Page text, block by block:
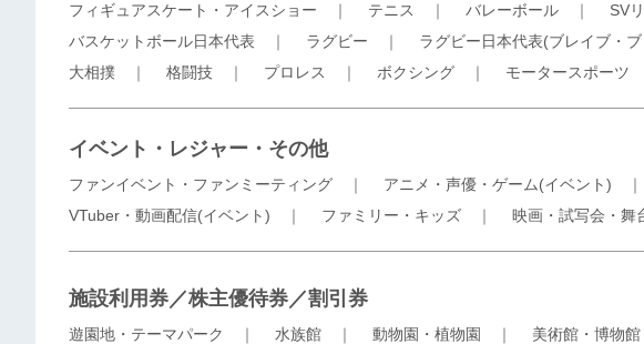
フィギュアスケート・アイスショー ｜ テニス ｜ バレーボール ｜ SV
バスケットボール日本代表 ｜ ラグビー ｜ ラグビー日本代表(ブレイブ・
大相撲 ｜ 格闘技 ｜ プロレス ｜ ボクシング ｜ モータースポーツ
イベント・レジャー・その他
ファンイベント・ファンミーティング ｜ アニメ・声優・ゲーム(イベント)
VTuber・動画配信(イベント) ｜ ファミリー・キッズ ｜ 映画・試写会・舞
施設利用券／株主優待券／割引券
遊園地・テーマパーク ｜ 水族館 ｜ 動物園・植物園 ｜ 美術館・博物館